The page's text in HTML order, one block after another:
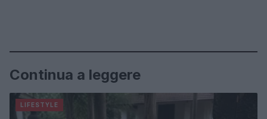
Continua a leggere
LIFESTYLE